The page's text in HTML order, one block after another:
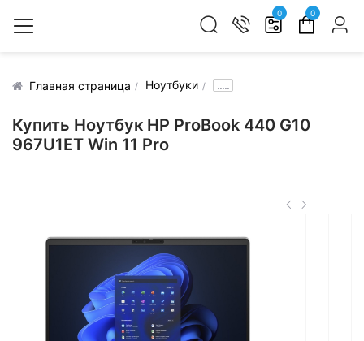
0 0
Главная страница Ноутбуки .....
Купить Ноутбук HP ProBook 440 G10
967U1ET Win 11 Pro